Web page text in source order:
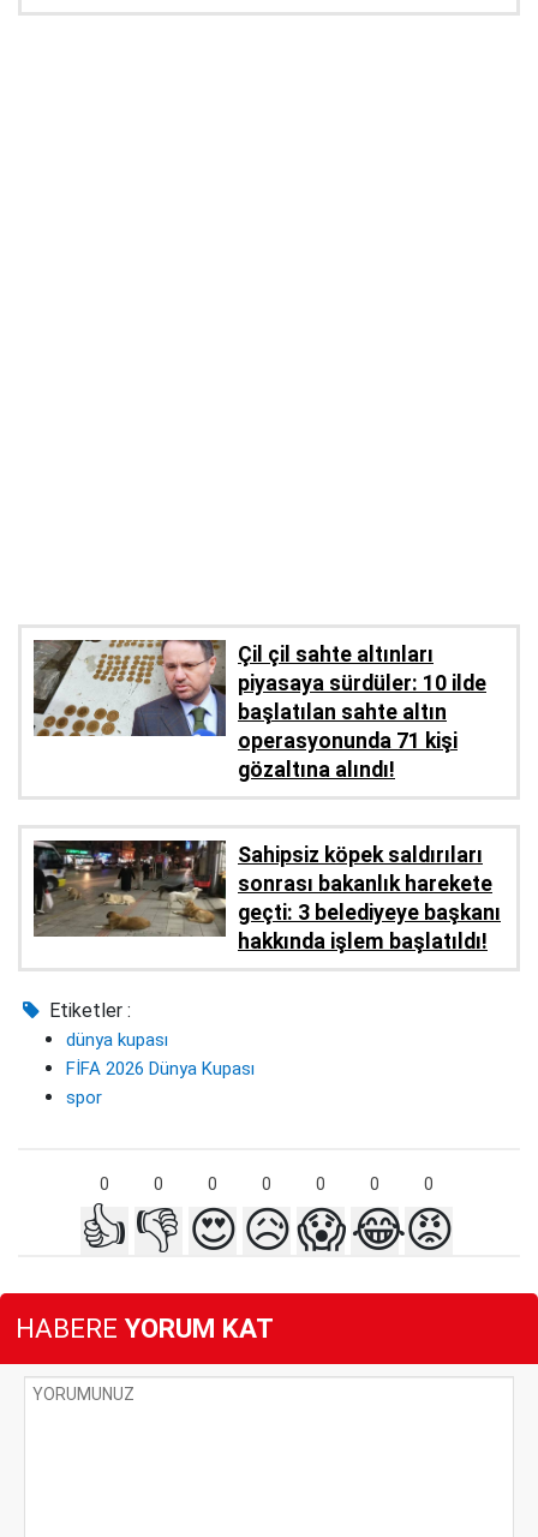
Çil çil sahte altınları
piyasaya sürdüler: 10 ilde
başlatılan sahte altın
operasyonunda 71 kişi
gözaltına alındı!
Sahipsiz köpek saldırıları
sonrası bakanlık harekete
geçti: 3 belediyeye başkanı
hakkında işlem başlatıldı!
Etiketler :
dünya kupası
FİFA 2026 Dünya Kupası
spor
0 0 0 0 0 0 0
👍 👎 😍😥😱😂😡
HABERE YORUM KAT